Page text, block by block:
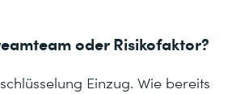
oder Risikofaktor?
Einzug. Wie bereits